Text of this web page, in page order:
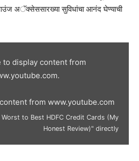
अॅक्सेससारख्या सुविधांचा आनंद घेण्याची
to display content from
from www.youtube.com
Worst to Best HDFC Credit Cards (My
Honest Review)" directly